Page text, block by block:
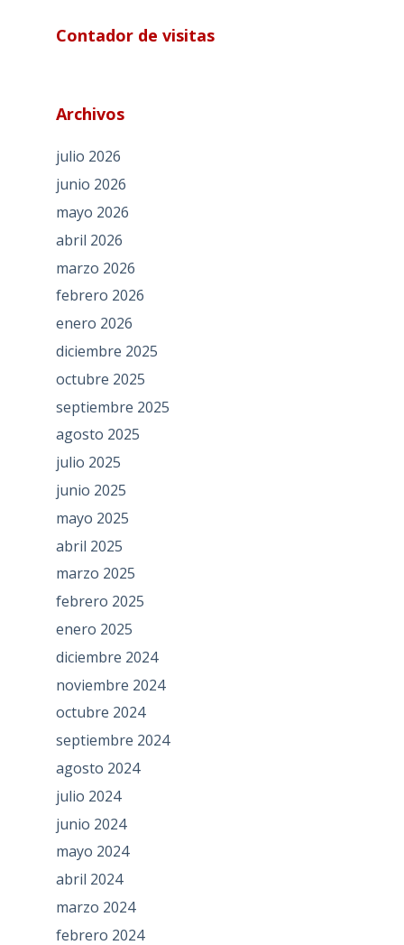
Contador de visitas
Archivos
julio 2026
junio 2026
mayo 2026
abril 2026
marzo 2026
febrero 2026
enero 2026
diciembre 2025
octubre 2025
septiembre 2025
agosto 2025
julio 2025
junio 2025
mayo 2025
abril 2025
marzo 2025
febrero 2025
enero 2025
diciembre 2024
noviembre 2024
octubre 2024
septiembre 2024
agosto 2024
julio 2024
junio 2024
mayo 2024
abril 2024
marzo 2024
febrero 2024